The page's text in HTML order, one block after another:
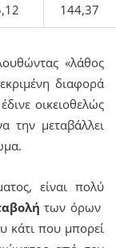
144,37
«λάθος
διαφορά
οικειοθελώς
την μεταβάλλει
είναι πολύ
των όρων
κάτι που μπορεί